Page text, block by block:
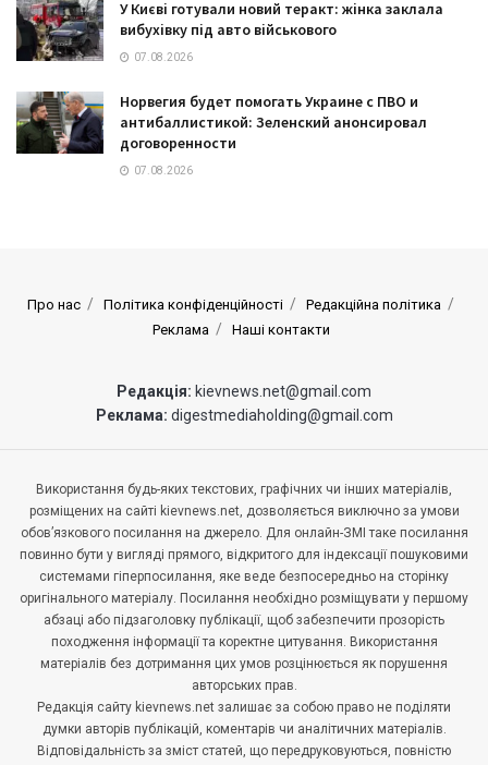
У Києві готували новий теракт: жінка заклала
вибухівку під авто військового
07.08.2026
Норвегия будет помогать Украине с ПВО и
антибаллистикой: Зеленский анонсировал
договоренности
07.08.2026
Про нас Політика конфіденційності
Редакційна політика
Реклама
Наші контакти
Редакція: kievnews.net@gmail.com
Реклама: digestmediaholding@gmail.com
Використання будь-яких текстових, графічних чи інших матеріалів,
розміщених на сайті kievnews.net, дозволяється виключно за умови
обов’язкового посилання на джерело. Для онлайн-ЗМІ таке посилання
повинно бути у вигляді прямого, відкритого для індексації пошуковими
системами гіперпосилання, яке веде безпосередньо на сторінку
оригінального матеріалу. Посилання необхідно розміщувати у першому
абзаці або підзаголовку публікації, щоб забезпечити прозорість
походження інформації та коректне цитування. Використання
матеріалів без дотримання цих умов розцінюється як порушення
авторських прав.
Редакція сайту kievnews.net залишає за собою право не поділяти
думки авторів публікацій, коментарів чи аналітичних матеріалів.
Відповідальність за зміст статей, що передруковуються, повністю